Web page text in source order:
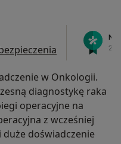
w Onkologii.
diagnostykę raka
operacyjne na
z wcześniej
doświadczenie